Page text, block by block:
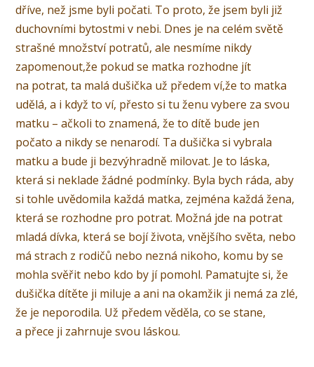
dříve, než jsme byli počati. To proto, že jsem byli již
duchovními bytostmi v nebi. Dnes je na celém světě
strašné množství potratů, ale nesmíme nikdy
zapomenout,že pokud se matka rozhodne jít
na potrat, ta malá dušička už předem ví,že to matka
udělá, a i když to ví, přesto si tu ženu vybere za svou
matku – ačkoli to znamená, že to dítě bude jen
počato a nikdy se nenarodí. Ta dušička si vybrala
matku a bude ji bezvýhradně milovat. Je to láska,
která si neklade žádné podmínky. Byla bych ráda, aby
si tohle uvědomila každá matka, zejména každá žena,
která se rozhodne pro potrat. Možná jde na potrat
mladá dívka, která se bojí života, vnějšího světa, nebo
má strach z rodičů nebo nezná nikoho, komu by se
mohla svěřit nebo kdo by jí pomohl. Pamatujte si, že
dušička dítěte ji miluje a ani na okamžik ji nemá za zlé,
že je neporodila. Už předem věděla, co se stane,
a přece ji zahrnuje svou láskou.